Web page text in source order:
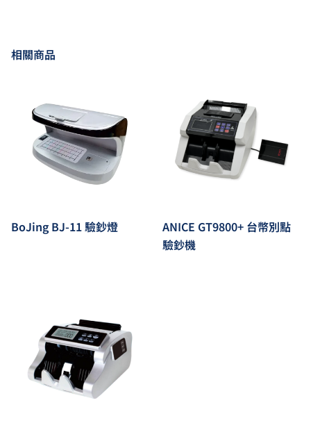
相關商品
BoJing BJ-11 驗鈔燈
ANICE GT9800+ 台幣別點
驗鈔機